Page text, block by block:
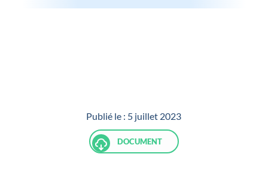
Publié le : 5 juillet 2023
DOCUMENT